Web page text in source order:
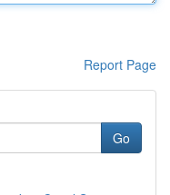
Report Page
Go